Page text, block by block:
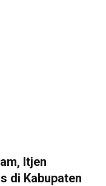
Itjen
di Kabupaten